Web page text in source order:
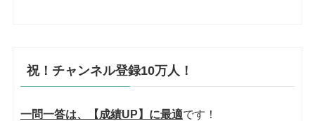
祝！チャンネル登録10万人！
一問一答は、【成績UP】に最適です！